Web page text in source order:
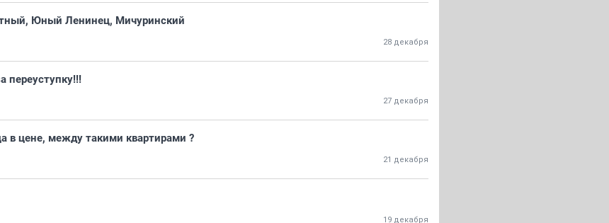
Юный Ленинец, Мичуринский
28 декабря
переуступку!!!
27 декабря
в цене, между такими квартирами ?
21 декабря
19 декабря